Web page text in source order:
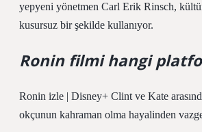
yepyeni yönetmen Carl Erik Rinsch,
kusursuz bir şekilde kullanıyor.
Ronin filmi hangi
Ronin izle | Disney+ Clint ve Kate
okçunun kahraman olma hayalinden